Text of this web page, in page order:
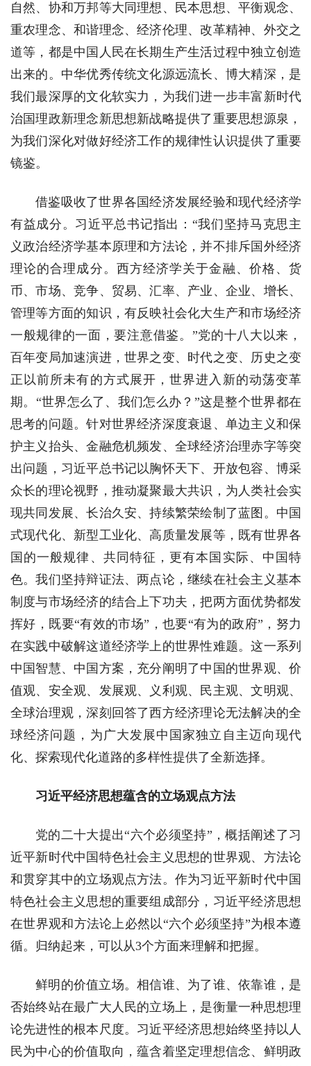
自然、协和万邦等大同理想、民本思想、平衡观念、
重农理念、和谐理念、经济伦理、改革精神、外交之
道等，都是中国人民在长期生产生活过程中独立创造
出来的。中华优秀传统文化源远流长、博大精深，是
我们最深厚的文化软实力，为我们进一步丰富新时代
治国理政新理念新思想新战略提供了重要思想源泉，
为我们深化对做好经济工作的规律性认识提供了重要
镜鉴。
借鉴吸收了世界各国经济发展经验和现代经济学
有益成分。习近平总书记指出：“我们坚持马克思主
义政治经济学基本原理和方法论，并不排斥国外经济
理论的合理成分。西方经济学关于金融、价格、货
币、市场、竞争、贸易、汇率、产业、企业、增长、
管理等方面的知识，有反映社会化大生产和市场经济
一般规律的一面，要注意借鉴。”党的十八大以来，
百年变局加速演进，世界之变、时代之变、历史之变
正以前所未有的方式展开，世界进入新的动荡变革
期。“世界怎么了、我们怎么办？”这是整个世界都在
思考的问题。针对世界经济深度衰退、单边主义和保
护主义抬头、金融危机频发、全球经济治理赤字等突
出问题，习近平总书记以胸怀天下、开放包容、博采
众长的理论视野，推动凝聚最大共识，为人类社会实
现共同发展、长治久安、持续繁荣绘制了蓝图。中国
式现代化、新型工业化、高质量发展等，既有世界各
国的一般规律、共同特征，更有本国实际、中国特
色。我们坚持辩证法、两点论，继续在社会主义基本
制度与市场经济的结合上下功夫，把两方面优势都发
挥好，既要“有效的市场”，也要“有为的政府”，努力
在实践中破解这道经济学上的世界性难题。这一系列
中国智慧、中国方案，充分阐明了中国的世界观、价
值观、安全观、发展观、义利观、民主观、文明观、
全球治理观，深刻回答了西方经济理论无法解决的全
球经济问题，为广大发展中国家独立自主迈向现代
化、探索现代化道路的多样性提供了全新选择。
习近平经济思想蕴含的立场观点方法
党的二十大提出“六个必须坚持”，概括阐述了习
近平新时代中国特色社会主义思想的世界观、方法论
和贯穿其中的立场观点方法。作为习近平新时代中国
特色社会主义思想的重要组成部分，习近平经济思想
在世界观和方法论上必然以“六个必须坚持”为根本遵
循。归纳起来，可以从3个方面来理解和把握。
鲜明的价值立场。相信谁、为了谁、依靠谁，是
否始终站在最广大人民的立场上，是衡量一种思想理
论先进性的根本尺度。习近平经济思想始终坚持以人
民为中心的价值取向，蕴含着坚定理想信念、鲜明政